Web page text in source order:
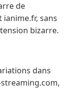
de
ianime.fr, sans
bizarre.
dans